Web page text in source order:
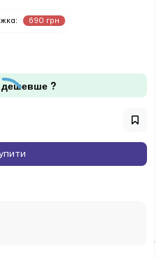
690 грн
?